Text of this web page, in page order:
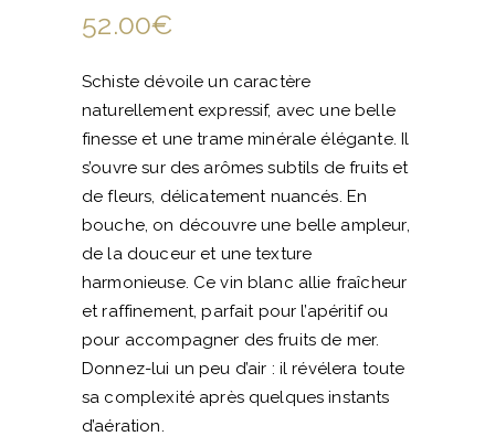
52.00€
Schiste dévoile un caractère
naturellement expressif, avec une belle
finesse et une trame minérale élégante. Il
s’ouvre sur des arômes subtils de fruits et
de fleurs, délicatement nuancés. En
bouche, on découvre une belle ampleur,
de la douceur et une texture
harmonieuse. Ce vin blanc allie fraîcheur
et raffinement, parfait pour l’apéritif ou
pour accompagner des fruits de mer.
Donnez-lui un peu d’air : il révélera toute
sa complexité après quelques instants
d’aération.